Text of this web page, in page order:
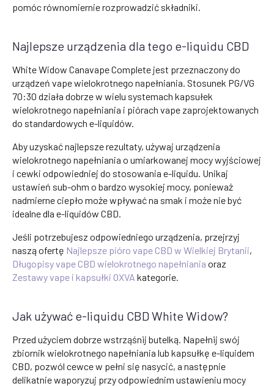
pomóc równomiernie rozprowadzić składniki.
Najlepsze urządzenia dla tego e-liquidu CBD
White Widow Canavape Complete jest przeznaczony do
urządzeń vape wielokrotnego napełniania. Stosunek PG/VG
70:30 działa dobrze w wielu systemach kapsułek
wielokrotnego napełniania i piórach vape zaprojektowanych
do standardowych e-liquidów.
Aby uzyskać najlepsze rezultaty, używaj urządzenia
wielokrotnego napełniania o umiarkowanej mocy wyjściowej
i cewki odpowiedniej do stosowania e-liquidu. Unikaj
ustawień sub-ohm o bardzo wysokiej mocy, ponieważ
nadmierne ciepło może wpływać na smak i może nie być
idealne dla e-liquidów CBD.
Jeśli potrzebujesz odpowiedniego urządzenia, przejrzyj
naszą ofertę Najlepsze pióro vape CBD w Wielkiej Brytanii,
Długopisy vape CBD wielokrotnego napełniania oraz
Zestawy vape i kapsułki OXVA kategorie.
Jak używać e-liquidu CBD White Widow?
Przed użyciem dobrze wstrząśnij butelką. Napełnij swój
zbiornik wielokrotnego napełniania lub kapsułkę e-liquidem
CBD, pozwól cewce w pełni się nasycić, a następnie
delikatnie waporyzuj przy odpowiednim ustawieniu mocy